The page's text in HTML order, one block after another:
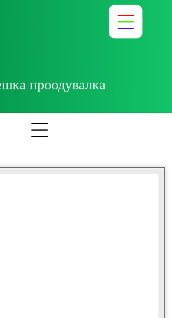
проодувалка